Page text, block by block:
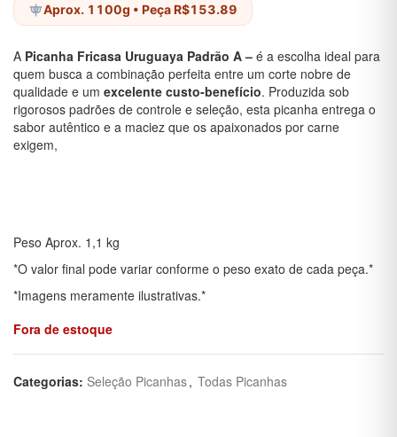
Aprox. 1100g • Peça R$153.89
A Picanha Fricasa Uruguaya Padrão A – é a escolha ideal para
quem busca a combinação perfeita entre um corte nobre de
qualidade e um excelente custo-benefício. Produzida sob
rigorosos padrões de controle e seleção, esta picanha entrega o
sabor autêntico e a maciez que os apaixonados por carne
exigem,
Peso Aprox. 1,1 kg
*O valor final pode variar conforme o peso exato de cada peça.*
*Imagens meramente ilustrativas.*
Fora de estoque
Categorias: Seleção Picanhas, Todas Picanhas